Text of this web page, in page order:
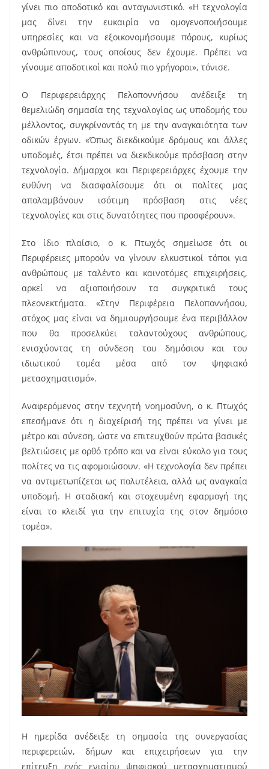
γίνει πιο αποδοτικό και ανταγωνιστικό. «Η τεχνολογία
μας δίνει την ευκαιρία να ομογενοποιήσουμε
υπηρεσίες και να εξοικονομήσουμε πόρους, κυρίως
ανθρώπινους, τους οποίους δεν έχουμε. Πρέπει να
γίνουμε αποδοτικοί και πολύ πιο γρήγοροι», τόνισε.
Ο Περιφερειάρχης Πελοποννήσου ανέδειξε τη
θεμελιώδη σημασία της τεχνολογίας ως υποδομής του
μέλλοντος, συγκρίνοντάς τη με την αναγκαιότητα των
οδικών έργων. «Όπως διεκδικούμε δρόμους και άλλες
υποδομές, έτσι πρέπει να διεκδικούμε πρόσβαση στην
τεχνολογία. Δήμαρχοι και Περιφερειάρχες έχουμε την
ευθύνη να διασφαλίσουμε ότι οι πολίτες μας
απολαμβάνουν ισότιμη πρόσβαση στις νέες
τεχνολογίες και στις δυνατότητες που προσφέρουν».
Στο ίδιο πλαίσιο, ο κ. Πτωχός σημείωσε ότι οι
Περιφέρειες μπορούν να γίνουν ελκυστικοί τόποι για
ανθρώπους με ταλέντο και καινοτόμες επιχειρήσεις,
αρκεί να αξιοποιήσουν τα συγκριτικά τους
πλεονεκτήματα. «Στην Περιφέρεια Πελοποννήσου,
στόχος μας είναι να δημιουργήσουμε ένα περιβάλλον
που θα προσελκύει ταλαντούχους ανθρώπους,
ενισχύοντας τη σύνδεση του δημόσιου και του
ιδιωτικού τομέα μέσα από τον ψηφιακό
μετασχηματισμό».
Αναφερόμενος στην τεχνητή νοημοσύνη, ο κ. Πτωχός
επεσήμανε ότι η διαχείρισή της πρέπει να γίνει με
μέτρο και σύνεση, ώστε να επιτευχθούν πρώτα βασικές
βελτιώσεις με ορθό τρόπο και να είναι εύκολο για τους
πολίτες να τις αφομοιώσουν. «Η τεχνολογία δεν πρέπει
να αντιμετωπίζεται ως πολυτέλεια, αλλά ως αναγκαία
υποδομή. Η σταδιακή και στοχευμένη εφαρμογή της
είναι το κλειδί για την επιτυχία της στον δημόσιο
τομέα».
Η ημερίδα ανέδειξε τη σημασία της συνεργασίας
περιφερειών, δήμων και επιχειρήσεων για την
επίτευξη ενός ενιαίου ψηφιακού μετασχηματισμού